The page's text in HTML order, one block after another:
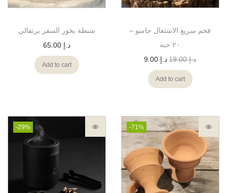
شنطة بخور السفر برتقالي
د.إ 65.00
Add to cart
فحم سريع الاشتعال جامبو –
٢٠ حبه
د.إ19.00 د.إ
Add to cart
-29% -71%